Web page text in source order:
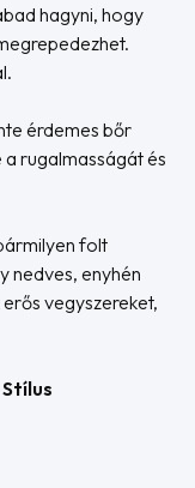
hagyni, hogy
érdemes bőr
rugalmasságát és
folt
nedves, enyhén
vegyszereket,